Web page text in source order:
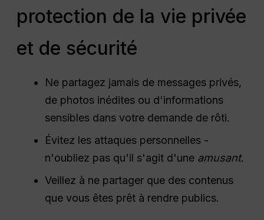
protection de la vie privée
et de sécurité
Ne partagez jamais de messages privés,
de photos inédites ou d'informations
sensibles dans votre demande de rôti.
Évitez les attaques personnelles -
n'oubliez pas qu'il s'agit d'une amusant.
Veillez à ne partager que des contenus
que vous êtes prêt à rendre publics.